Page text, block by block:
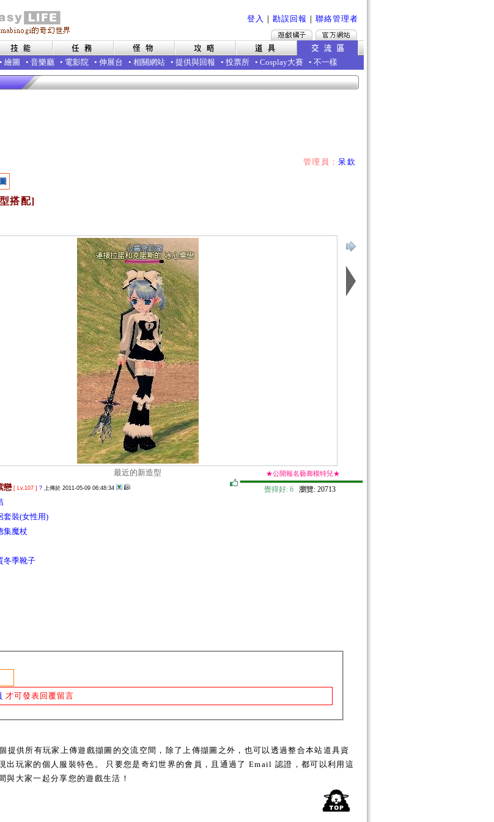
登入 ｜ 勘誤回報 ｜ 聯絡管理者
• 繪圖 • 音樂廳 • 電影院 • 伸展台 • 相關網站 • 提供與回報 • 投票所 • Cosplay大賽 • 不一樣
管理員：呆欽
搭配]
最近的新造型
覺得好: 6 瀏覽: 20713
★公開報名藝廊模特兒★
戀[ Lv.107 ] ? 上傳於 2011-05-09 06:48:34
套裝(女性用)
集魔杖
冬季靴子
才可發表回覆留言
提供所有玩家上傳遊戲擷圖的交流空間，除了上傳擷圖之外，也可以透過整合本站道具資
出玩家的個人服裝特色。 只要您是奇幻世界的會員，且通過了 Email 認證，都可以利用這
與大家一起分享您的遊戲生活！